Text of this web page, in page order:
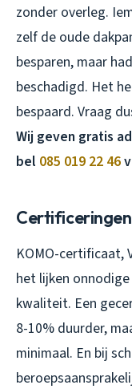
zonder overleg.
zelf de oude
besparen, maar
beschadigd. Het
bespaard. Vraag
Wij geven gratis
bel 085 019 22 46
KOMO-certificaat,
het lijken
kwaliteit. Een
8-10% duurder,
minimaal. En bij